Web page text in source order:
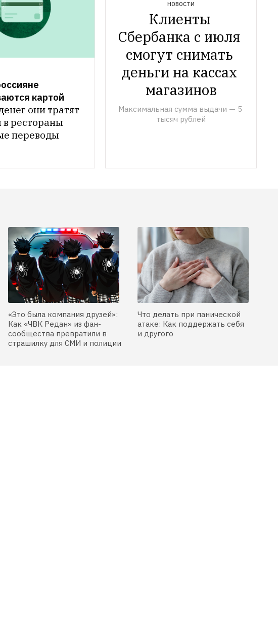
картой
они тратят
в рестораны
переводы
НОВОСТИ
Клиенты
Cбербанка с июля
смогут снимать
деньги на кассах
магазинов
Максимальная сумма выдачи — 5
тысяч рублей
«Это была компания друзей»:
Как «ЧВК Редан» из фан-
сообщества превратили в
страшилку для СМИ и полиции
Что делать при панической
атаке: Как поддержать себя
и другого